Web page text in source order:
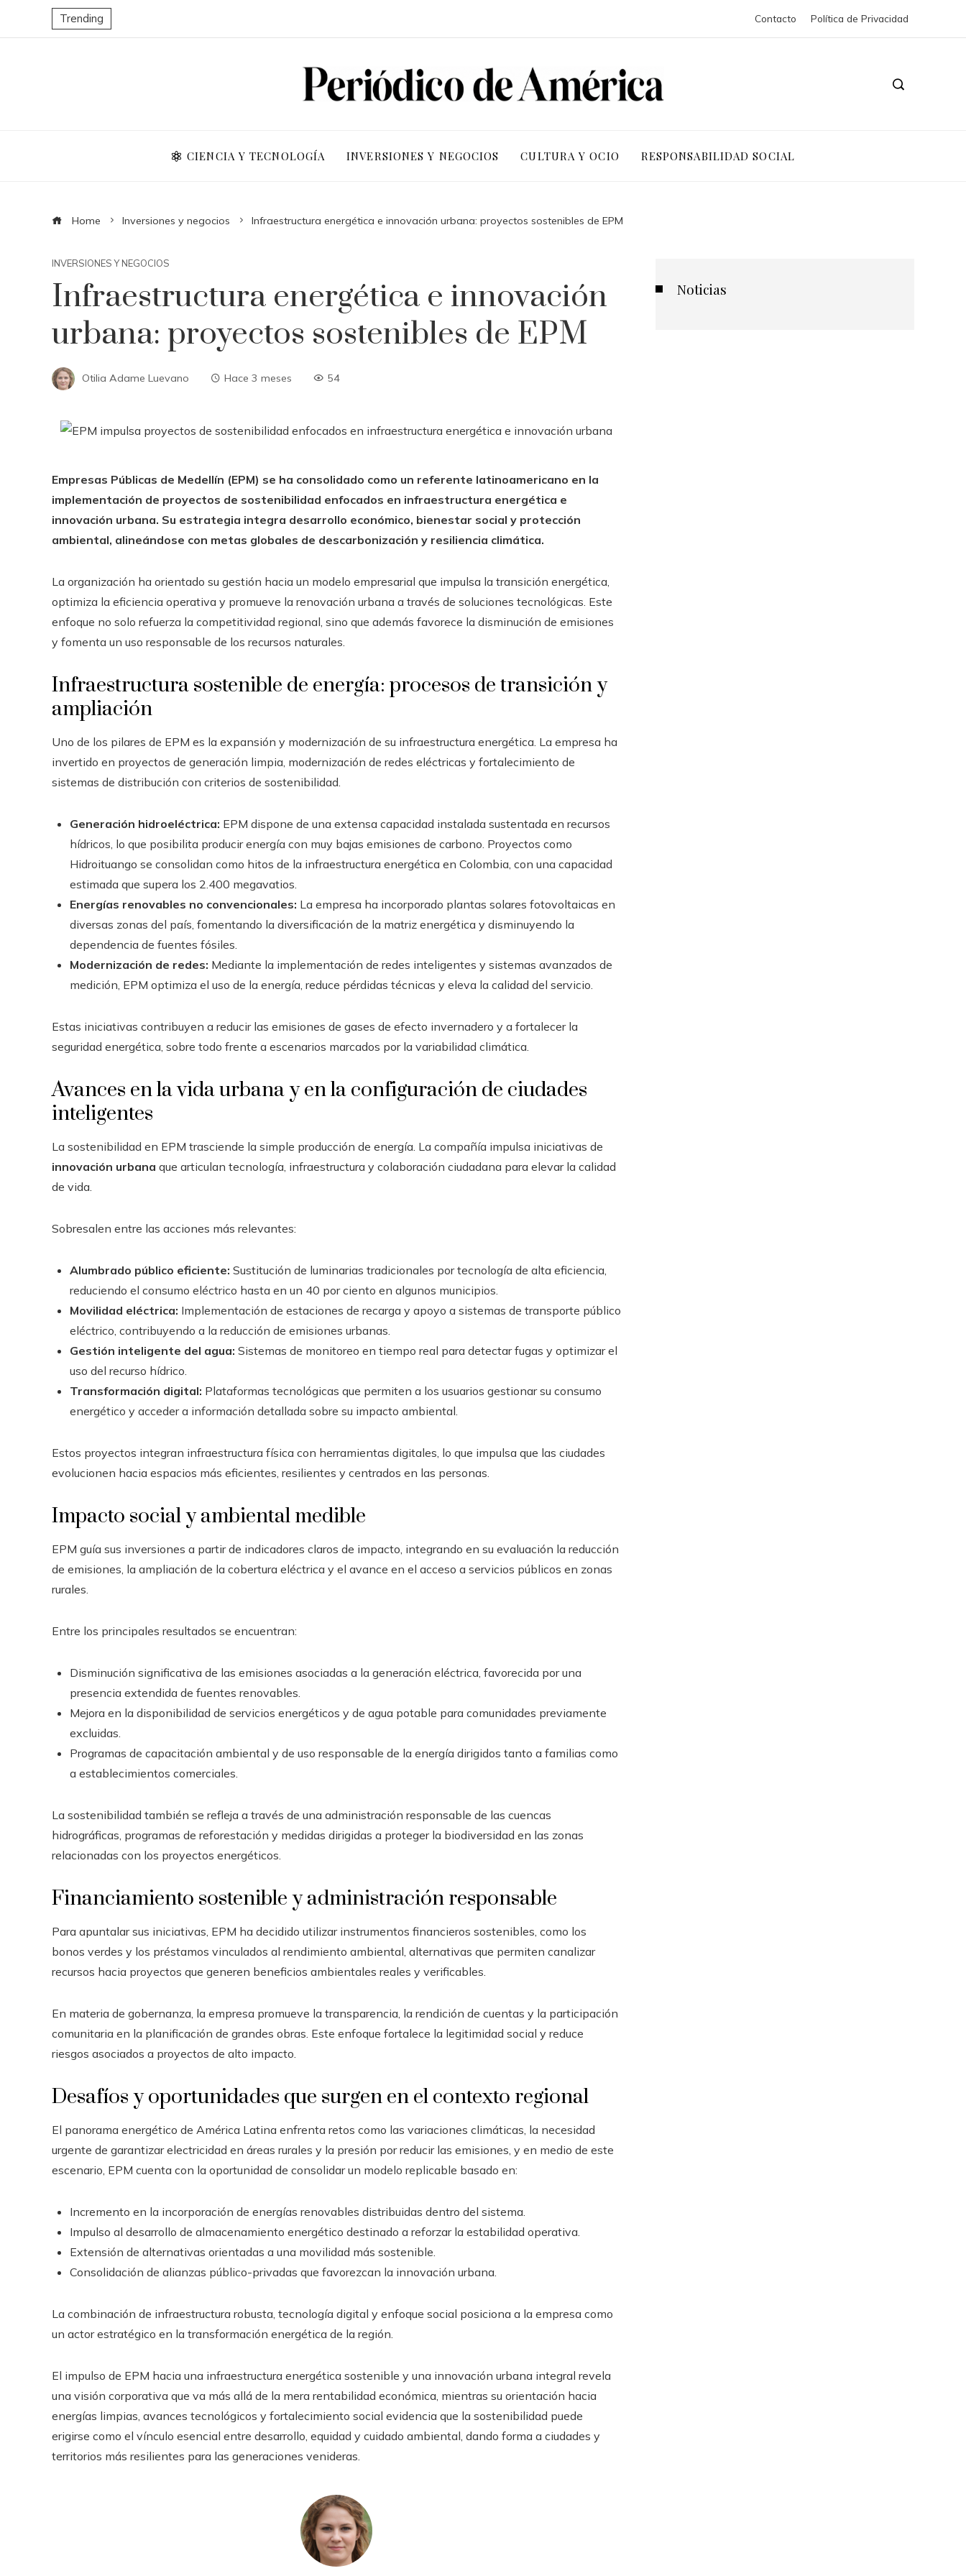
Trending Contacto Política de Privacidad
CIENCIA Y TECNOLOGÍA INVERSIONES Y NEGOCIOS CULTURA Y OCIO RESPONSABILIDAD SOCIAL
Home Inversiones y negocios Infraestructura energética e innovación urbana: proyectos sostenibles de EPM
INVERSIONES Y NEGOCIOS
Infraestructura energética e innovación
urbana: proyectos sostenibles de EPM
Otilia Adame Luevano Hace 3 meses 54
Empresas Públicas de Medellín (EPM) se ha consolidado como un referente latinoamericano en la
implementación de proyectos de sostenibilidad enfocados en infraestructura energética e
innovación urbana. Su estrategia integra desarrollo económico, bienestar social y protección
ambiental, alineándose con metas globales de descarbonización y resiliencia climática.
La organización ha orientado su gestión hacia un modelo empresarial que impulsa la transición energética,
optimiza la eficiencia operativa y promueve la renovación urbana a través de soluciones tecnológicas. Este
enfoque no solo refuerza la competitividad regional, sino que además favorece la disminución de emisiones
y fomenta un uso responsable de los recursos naturales.
Infraestructura sostenible de energía: procesos de transición y
ampliación
Uno de los pilares de EPM es la expansión y modernización de su infraestructura energética. La empresa ha
invertido en proyectos de generación limpia, modernización de redes eléctricas y fortalecimiento de
sistemas de distribución con criterios de sostenibilidad.
Generación hidroeléctrica: EPM dispone de una extensa capacidad instalada sustentada en recursos
hídricos, lo que posibilita producir energía con muy bajas emisiones de carbono. Proyectos como
Hidroituango se consolidan como hitos de la infraestructura energética en Colombia, con una capacidad
estimada que supera los 2.400 megavatios.
Energías renovables no convencionales: La empresa ha incorporado plantas solares fotovoltaicas en
diversas zonas del país, fomentando la diversificación de la matriz energética y disminuyendo la
dependencia de fuentes fósiles.
Modernización de redes: Mediante la implementación de redes inteligentes y sistemas avanzados de
medición, EPM optimiza el uso de la energía, reduce pérdidas técnicas y eleva la calidad del servicio.
Estas iniciativas contribuyen a reducir las emisiones de gases de efecto invernadero y a fortalecer la
seguridad energética, sobre todo frente a escenarios marcados por la variabilidad climática.
Avances en la vida urbana y en la configuración de ciudades
inteligentes
La sostenibilidad en EPM trasciende la simple producción de energía. La compañía impulsa iniciativas de
innovación urbana que articulan tecnología, infraestructura y colaboración ciudadana para elevar la calidad
de vida.
Sobresalen entre las acciones más relevantes:
Alumbrado público eficiente: Sustitución de luminarias tradicionales por tecnología de alta eficiencia,
reduciendo el consumo eléctrico hasta en un 40 por ciento en algunos municipios.
Movilidad eléctrica: Implementación de estaciones de recarga y apoyo a sistemas de transporte público
eléctrico, contribuyendo a la reducción de emisiones urbanas.
Gestión inteligente del agua: Sistemas de monitoreo en tiempo real para detectar fugas y optimizar el
uso del recurso hídrico.
Transformación digital: Plataformas tecnológicas que permiten a los usuarios gestionar su consumo
energético y acceder a información detallada sobre su impacto ambiental.
Estos proyectos integran infraestructura física con herramientas digitales, lo que impulsa que las ciudades
evolucionen hacia espacios más eficientes, resilientes y centrados en las personas.
Impacto social y ambiental medible
EPM guía sus inversiones a partir de indicadores claros de impacto, integrando en su evaluación la reducción
de emisiones, la ampliación de la cobertura eléctrica y el avance en el acceso a servicios públicos en zonas
rurales.
Entre los principales resultados se encuentran:
Disminución significativa de las emisiones asociadas a la generación eléctrica, favorecida por una
presencia extendida de fuentes renovables.
Mejora en la disponibilidad de servicios energéticos y de agua potable para comunidades previamente
excluidas.
Programas de capacitación ambiental y de uso responsable de la energía dirigidos tanto a familias como
a establecimientos comerciales.
La sostenibilidad también se refleja a través de una administración responsable de las cuencas
hidrográficas, programas de reforestación y medidas dirigidas a proteger la biodiversidad en las zonas
relacionadas con los proyectos energéticos.
Financiamiento sostenible y administración responsable
Para apuntalar sus iniciativas, EPM ha decidido utilizar instrumentos financieros sostenibles, como los
bonos verdes y los préstamos vinculados al rendimiento ambiental, alternativas que permiten canalizar
recursos hacia proyectos que generen beneficios ambientales reales y verificables.
En materia de gobernanza, la empresa promueve la transparencia, la rendición de cuentas y la participación
comunitaria en la planificación de grandes obras. Este enfoque fortalece la legitimidad social y reduce
riesgos asociados a proyectos de alto impacto.
Desafíos y oportunidades que surgen en el contexto regional
El panorama energético de América Latina enfrenta retos como las variaciones climáticas, la necesidad
urgente de garantizar electricidad en áreas rurales y la presión por reducir las emisiones, y en medio de este
escenario, EPM cuenta con la oportunidad de consolidar un modelo replicable basado en:
Incremento en la incorporación de energías renovables distribuidas dentro del sistema.
Impulso al desarrollo de almacenamiento energético destinado a reforzar la estabilidad operativa.
Extensión de alternativas orientadas a una movilidad más sostenible.
Consolidación de alianzas público-privadas que favorezcan la innovación urbana.
La combinación de infraestructura robusta, tecnología digital y enfoque social posiciona a la empresa como
un actor estratégico en la transformación energética de la región.
El impulso de EPM hacia una infraestructura energética sostenible y una innovación urbana integral revela
una visión corporativa que va más allá de la mera rentabilidad económica, mientras su orientación hacia
energías limpias, avances tecnológicos y fortalecimiento social evidencia que la sostenibilidad puede
erigirse como el vínculo esencial entre desarrollo, equidad y cuidado ambiental, dando forma a ciudades y
territorios más resilientes para las generaciones venideras.
Noticias